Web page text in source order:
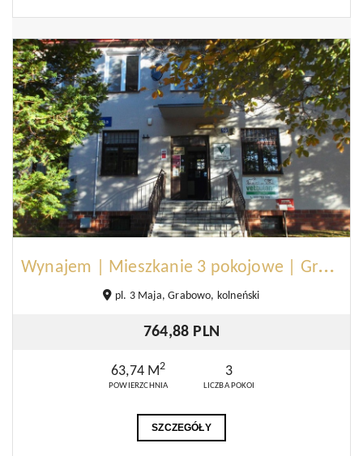
W
ynajem | Mieszkanie 3 pokojowe | Grabowo
pl. 3 Maja, Grabowo, kolneński
764,88 PLN
63,74 M2
POWIERZCHNIA
3
LICZBA POKOI
SZCZEGÓŁY